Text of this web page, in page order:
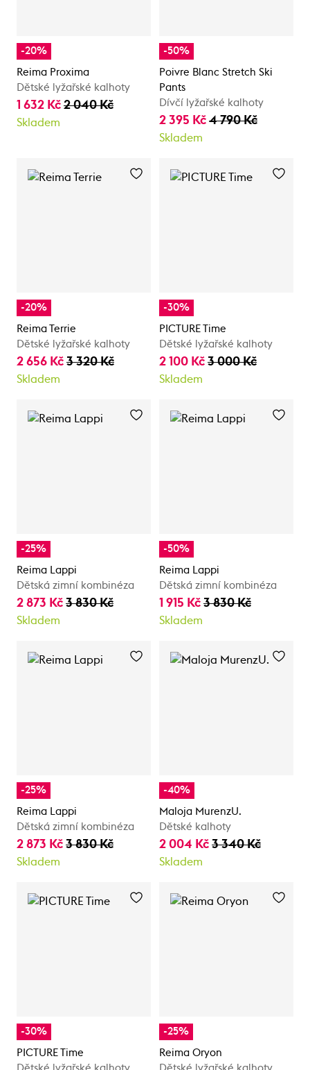
-20%
Reima Proxima
Dětské lyžařské kalhoty
1 632 Kč 2 040 Kč
Skladem
-50%
Poivre Blanc Stretch Ski
Pants
Dívčí lyžařské kalhoty
2 395 Kč 4 790 Kč
Skladem
-20%
Reima Terrie
Dětské lyžařské kalhoty
2 656 Kč 3 320 Kč
Skladem
-30%
PICTURE Time
Dětské lyžařské kalhoty
2 100 Kč 3 000 Kč
Skladem
-25%
Reima Lappi
Dětská zimní kombinéza
2 873 Kč 3 830 Kč
Skladem
-50%
Reima Lappi
Dětská zimní kombinéza
1 915 Kč 3 830 Kč
Skladem
-25%
Reima Lappi
Dětská zimní kombinéza
2 873 Kč 3 830 Kč
Skladem
-40%
Maloja MurenzU.
Dětské kalhoty
2 004 Kč 3 340 Kč
Skladem
-30%
PICTURE Time
-25%
Reima Oryon